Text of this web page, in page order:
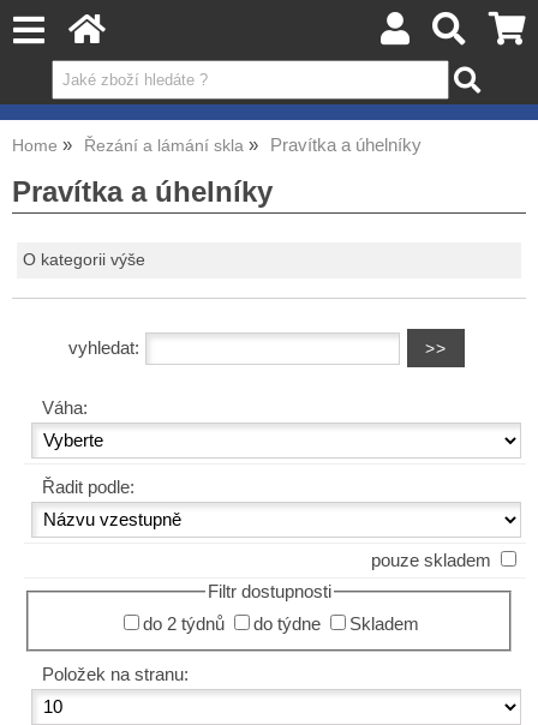
Home Řezání a lámání skla Pravítka a úhelníky
Pravítka a úhelníky
O kategorii výše
vyhledat:
Váha:
Řadit podle:
pouze skladem
Filtr dostupnosti
do 2 týdnů
do týdne Skladem
Položek na stranu: